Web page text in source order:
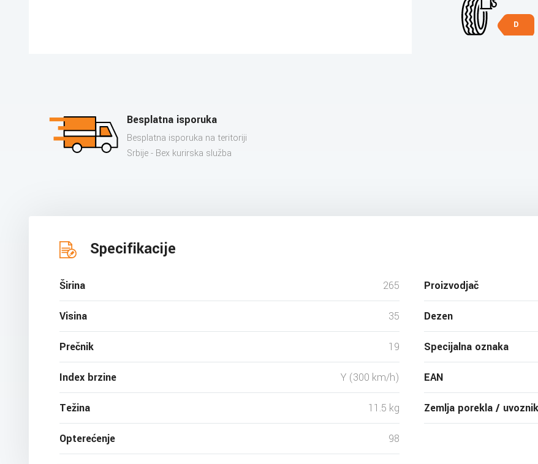
D
Besplatna isporuka
Besplatna isporuka na teritoriji
Srbije - Bex kurirska služba
Specifikacije
Širina 265
Visina 35
Prečnik 19
Index brzine Y (300 km/h)
Težina 11.5 kg
Opterećenje 98
Proizvodjač
Dezen
Specijalna oznaka
EAN
Zemlja porekla / uvoznik